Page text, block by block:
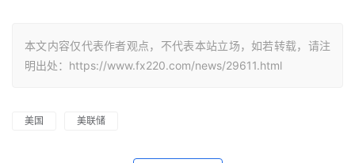
本文内容仅代表作者观点，不代表本站立场，如若转载，请注
明出处：https://www.fx220.com/news/29611.html
美国 美联储